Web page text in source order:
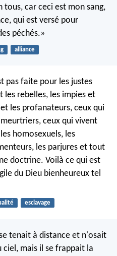
tous, car ceci est mon sang,
qui est versé pour
péchés.»
alliance
pas faite pour les justes
les rebelles, les impies et
les profanateurs, ceux qui
ceux qui vivent
homosexuels, les
les parjures et tout
doctrine. Voilà ce qui est
du Dieu bienheureux tel
esclavage
tenait à distance et n'osait
ciel, mais il se frappait la